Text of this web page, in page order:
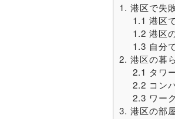
1. 港区で失
1.1 港区
1.2 港区
1.3 自分
2. 港区の暮
2.1 タワ
2.2 コン
2.3 ワー
3. 港区の部